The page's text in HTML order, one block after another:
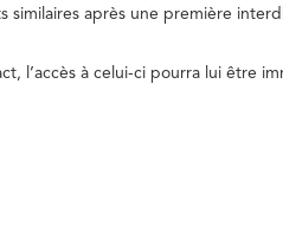
après une première
l’accès à celui-ci pourra lui être